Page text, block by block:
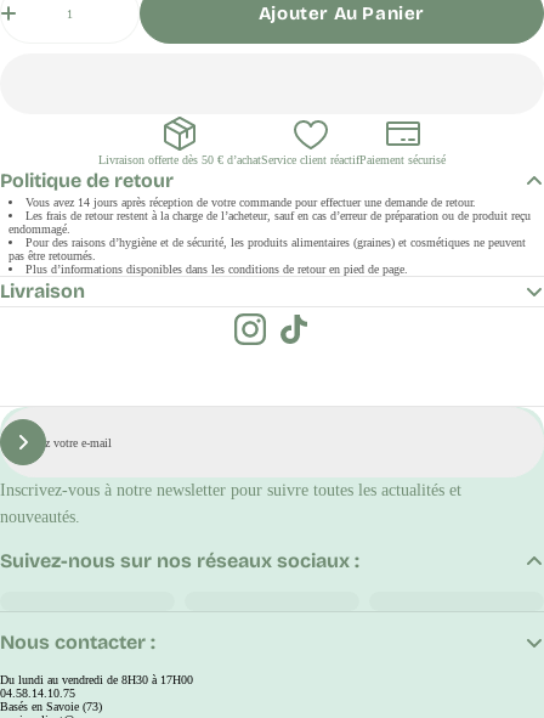
Ajouter Au Panier
Livraison offerte dès 50 € d’achatService client réactifPaiement sécurisé
Politique de retour
Vous avez 14 jours après réception de votre commande pour effectuer une demande de retour.
Les frais de retour restent à la charge de l’acheteur, sauf en cas d’erreur de préparation ou de produit reçu
endommagé.
Pour des raisons d’hygiène et de sécurité, les produits alimentaires (graines) et cosmétiques ne peuvent
pas être retournés.
Plus d’informations disponibles dans les conditions de retour en pied de page.
Livraison
E-
mail
S'inscrire
Inscrivez-vous à notre newsletter pour suivre toutes les actualités et
nouveautés.
Nous contacter :
Du lundi au vendredi de 8H30 à 17H00
04.58.14.10.75
Basés en Savoie (73)
Suivez-nous sur nos réseaux sociaux :